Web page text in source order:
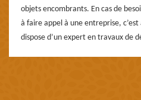
objets encombrants. En cas de
à faire appel à une entreprise,
dispose d’un expert en travaux de